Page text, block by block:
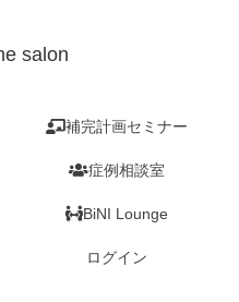
salon
補完計画セミナー
症例相談室
BiNI Lounge
ログイン